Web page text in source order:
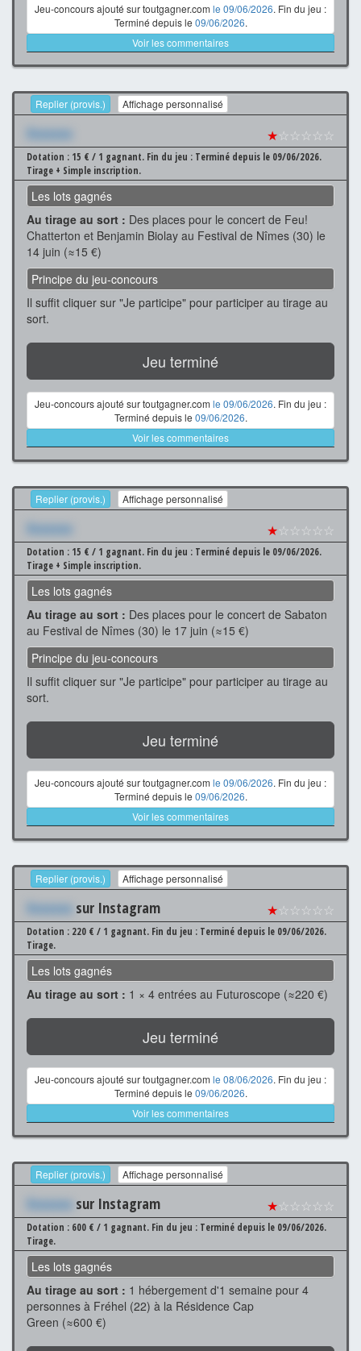
Jeu-concours ajouté sur toutgagner.com le 09/06/2026. Fin du jeu :
Terminé depuis le 09/06/2026.
Voir les commentaires
Replier (provis.) Affichage personnalisé
Xxxxxxx ★☆☆☆☆☆
Dotation : 15 € / 1 gagnant. Fin du jeu : Terminé depuis le 09/06/2026.
Tirage + Simple inscription.
Les lots gagnés
Au tirage au sort : Des places pour le concert de Feu!
Chatterton et Benjamin Biolay au Festival de Nîmes (30) le
14 juin (≈15 €)
Principe du jeu-concours
Il suffit cliquer sur "Je participe" pour participer au tirage au
sort.
Jeu terminé
Jeu-concours ajouté sur toutgagner.com le 09/06/2026. Fin du jeu :
Terminé depuis le 09/06/2026.
Voir les commentaires
Replier (provis.) Affichage personnalisé
Xxxxxxx ★☆☆☆☆☆
Dotation : 15 € / 1 gagnant. Fin du jeu : Terminé depuis le 09/06/2026.
Tirage + Simple inscription.
Les lots gagnés
Au tirage au sort : Des places pour le concert de Sabaton
au Festival de Nîmes (30) le 17 juin (≈15 €)
Principe du jeu-concours
Il suffit cliquer sur "Je participe" pour participer au tirage au
sort.
Jeu terminé
Jeu-concours ajouté sur toutgagner.com le 09/06/2026. Fin du jeu :
Terminé depuis le 09/06/2026.
Voir les commentaires
Replier (provis.) Affichage personnalisé
Xxxxxxx sur Instagram ★☆☆☆☆☆
Dotation : 220 € / 1 gagnant. Fin du jeu : Terminé depuis le 09/06/2026.
Tirage.
Les lots gagnés
Au tirage au sort : 1 × 4 entrées au Futuroscope (≈220 €)
Jeu terminé
Jeu-concours ajouté sur toutgagner.com le 08/06/2026. Fin du jeu :
Terminé depuis le 09/06/2026.
Voir les commentaires
Replier (provis.) Affichage personnalisé
Xxxxxxx sur Instagram ★☆☆☆☆☆
Dotation : 600 € / 1 gagnant. Fin du jeu : Terminé depuis le 09/06/2026.
Tirage.
Les lots gagnés
Au tirage au sort : 1 hébergement d'1 semaine pour 4
personnes à Fréhel (22) à la Résidence Cap
Green (≈600 €)